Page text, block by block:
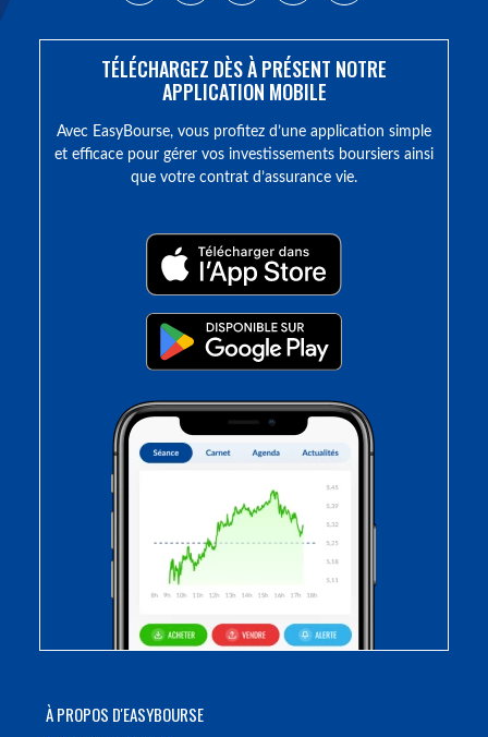
À PROPOS D'EASYBOURSE
TÉLÉCHARGEZ DÈS À PRÉSENT NOTRE
APPLICATION MOBILE
Avec EasyBourse, vous profitez d’une application simple
et efficace pour gérer vos investissements boursiers ainsi
que votre contrat d’assurance vie.